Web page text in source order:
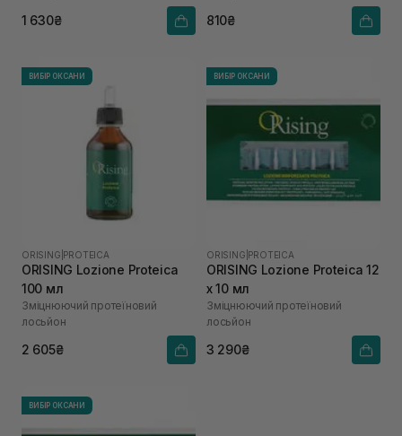
1 630₴ 810₴
ВИБІР ОКСАНИ
ORISING PROTEICA
ORISING Lozione Proteica
100 мл
Зміцнюючий протеїновий
лосьйон
2 605₴
ВИБІР ОКСАНИ
ORISING PROTEICA
ORISING Lozione Proteica 12
х 10 мл
Зміцнюючий протеїновий
лосьйон
3 290₴
ВИБІР ОКСАНИ